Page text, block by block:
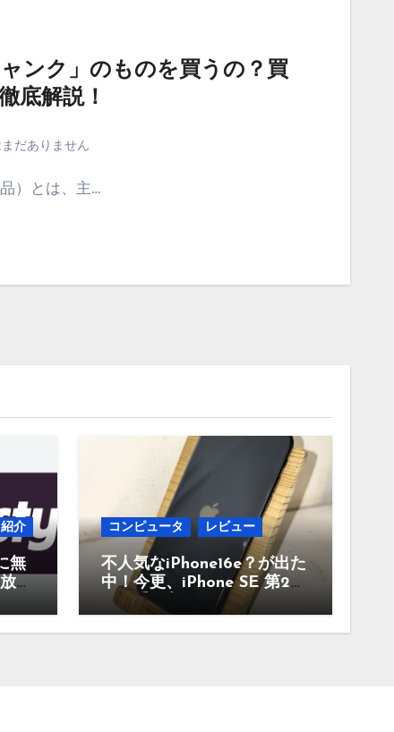
ンク」のものを買うの？買
底解説！
だありません
）とは、主…
紹介
無
題
コンピュータ レビュー
不人気なiPhone16e？が出た
中！今更、iPhone SE 第2世
代を手に入れたのでレビュ
ー まだ使えるのか？今買